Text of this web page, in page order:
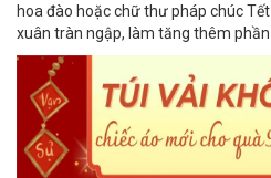
hoa đào hoặc chữ thư pháp chúc
xuân tràn ngập, làm tăng thêm phần